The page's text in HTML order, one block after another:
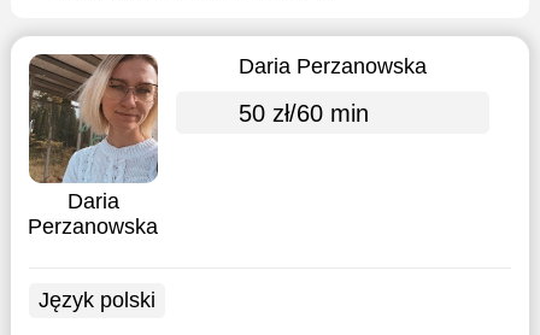
Daria
Perzanowska
Daria Perzanowska
50 zł/60 min
Język polski